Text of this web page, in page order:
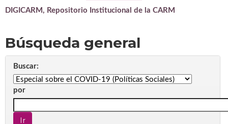
DIGICARM, Repositorio Institucional de la CARM
Búsqueda general
Buscar:
por